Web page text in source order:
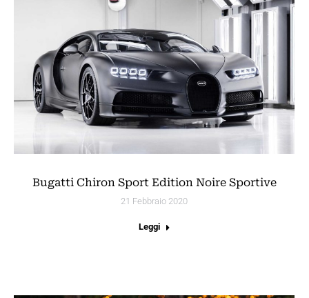
Bugatti Chiron Sport Edition Noire Sportive
21 Febbraio 2020
Leggi